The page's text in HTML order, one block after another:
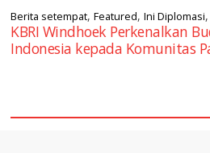
Berita setempat,Featured,Ini Diplomasi
KBRI Windhoek Perkenalkan
Indonesia kepada Komunitas